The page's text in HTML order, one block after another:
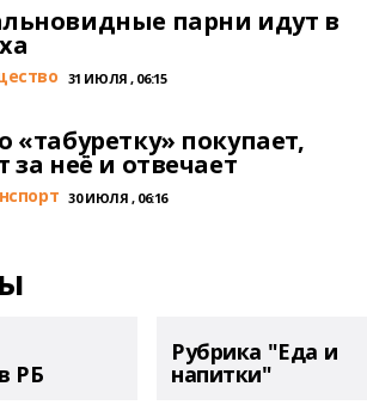
парни идут в
31 ИЮЛЯ , 06:15
«табуретку» покупает,
за неё и отвечает
30 ИЮЛЯ , 06:16
РБ
Рубрика "Еда и
напитки"